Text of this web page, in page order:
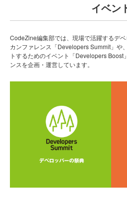
イベン
CodeZine編集部では、現場で活躍するデ
カンファレンス「Developers Summit」や
トするためのイベント「Developers Boost
ンスを企画・運営しています。